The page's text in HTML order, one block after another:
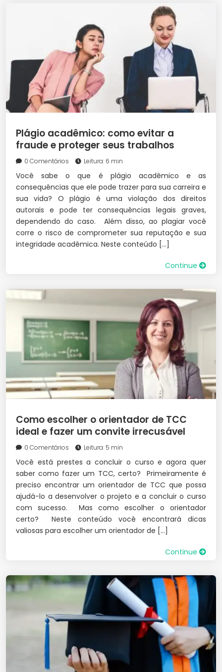
Plágio acadêmico: como evitar a
fraude e proteger seus trabalhos
0 Comentários Leitura: 6 min
Você sabe o que é plágio acadêmico e as
consequências que ele pode trazer para sua carreira e
sua vida? O plágio é uma violação dos direitos
autorais e pode ter consequências legais graves,
dependendo do caso. Além disso, ao plagiar você
corre o risco de comprometer sua reputação e sua
integridade acadêmica. Neste conteúdo […]
Continue
Como escolher o orientador de TCC
ideal e fazer um convite irrecusável
0 Comentários Leitura: 5 min
Você está prestes a concluir o curso e agora quer
saber como fazer um TCC, certo? Primeiramente é
preciso encontrar um orientador de TCC que possa
ajudá-lo a desenvolver o projeto e a concluir o curso
com sucesso. Mas como escolher o orientador
certo? Neste conteúdo você encontrará dicas
valiosas para escolher um orientador de […]
Continue